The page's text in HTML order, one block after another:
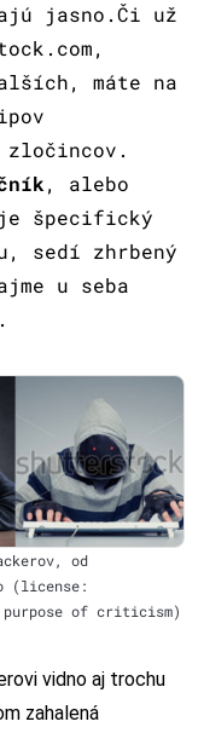
jasno.Či už
máte na
zločincov.
, alebo
špecifický
sedí zhrbený
u seba
od
(license:
of criticism)
vidno aj trochu
zahalená